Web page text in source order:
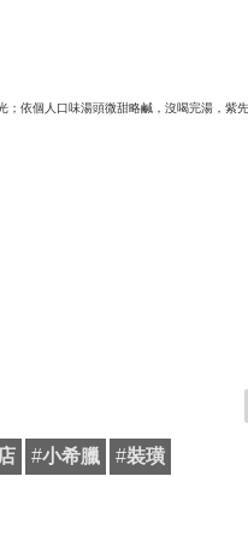
；依個人口味湯頭微甜略鹹，沒喝完湯，紫
#小希臘 #裝璜